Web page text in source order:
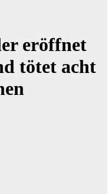
eröffnet
tötet acht